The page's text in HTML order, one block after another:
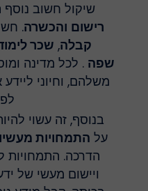
שיקול חשוב נוסף
רישום והכשרה. חשוב
קבלה,שכר לימוד,
שפה. לכל מדינה ומוסד
משלהם, וחיוני ליידע
בנוסף, זה עשוי להיות
עלהתמחויות מעשיות
הדרכה. התמחויות
ויישום מעשי של ידע